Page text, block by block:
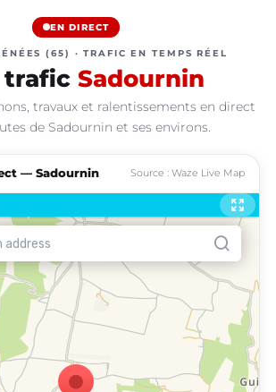
EN DIRECT
(65) · TRAFIC EN TEMPS RÉEL
trafic Sadournin
travaux et ralentissements en direct
de Sadournin et ses environs.
— Sadournin Source : Waze Live Map